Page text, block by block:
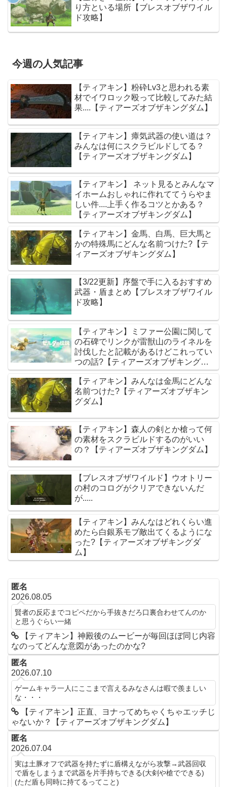
り方といる場所【ブレスオブザワイル
ド攻略】
今週の人気記事
【ティアキン】粉砕Lv3と思われる素
材でイワロック殴って比較してみた結
果....【ティアーズオブザキングダム】
【ティアキン】瘴気武器の使い道は？
みんなは何にスクラビルドしてる？
【ティアーズオブザキングダム】
【ティアキン】 ネット見るとみんなマ
イホームおしゃれに作れててうらやま
しい件....上手く作るコツとかある？
【ティアーズオブザキングダム】
【ティアキン】金馬、白馬、巨大馬と
かの特殊馬にどんな名前つけた?【テ
ィアーズオブザキングダム】
【3/22更新】序盤で手に入るおすすめ
武器・盾まとめ【ブレスオブザワイル
ド攻略】
【ティアキン】ミファー公園に関して
の石碑でリンクが雷獣山のライネルを
討伐したと記載があるけどこれってい
つの話?【ティアーズオブザキングダ
ム】
【ティアキン】みんなは金馬にどんな
名前つけた?【ティアーズオブザキン
グダム】
【ティアキン】森人の剣とか槍って何
の素材をスクラビルドするのがいい
の？【ティアーズオブザキングダム】
【ブレスオブザワイルド】ウオトリー
の村のコログがクリアできないんだ
が.....
【ティアキン】みんなはどれくらい進
めたら白銀系モブ敵出てくるようにな
った?【ティアーズオブザキングダ
ム】
匿名
2026.08.05
賢者の反応までコピペだから手抜きだろ口裏合わせてんのか
と思うぐらい一緒
【ティアキン】神殿後のムービーが毎回ほぼ同じ内容
なのってどんな意図があったのかな?
匿名
2026.07.10
ゲームキャラ一人にここまで言えるみなさんは暇で羨ましい
な・・・
【ティアキン】正直、ヨナってめちゃくちゃエッチじ
ゃないか？【ティアーズオブザキングダム】
匿名
2026.07.04
実は土豚オフで武器を持たずに盾構えながら攻撃→武器回収
で盾をしまうまで武器を片手持ちできる(大剣や槍でできる)
(ただ盾も同時に持てるってこと)